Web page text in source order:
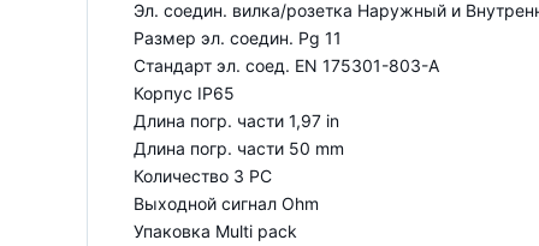
Эл. соедин. вилка/розетка Наружный и
Размер эл. соедин. Pg 11
Стандарт эл. соед. EN 175301-803-A
Корпус IP65
Длина погр. части 1,97 in
Длина погр. части 50 mm
Количество 3 PC
Выходной сигнал Ohm
Упаковка Multi pack